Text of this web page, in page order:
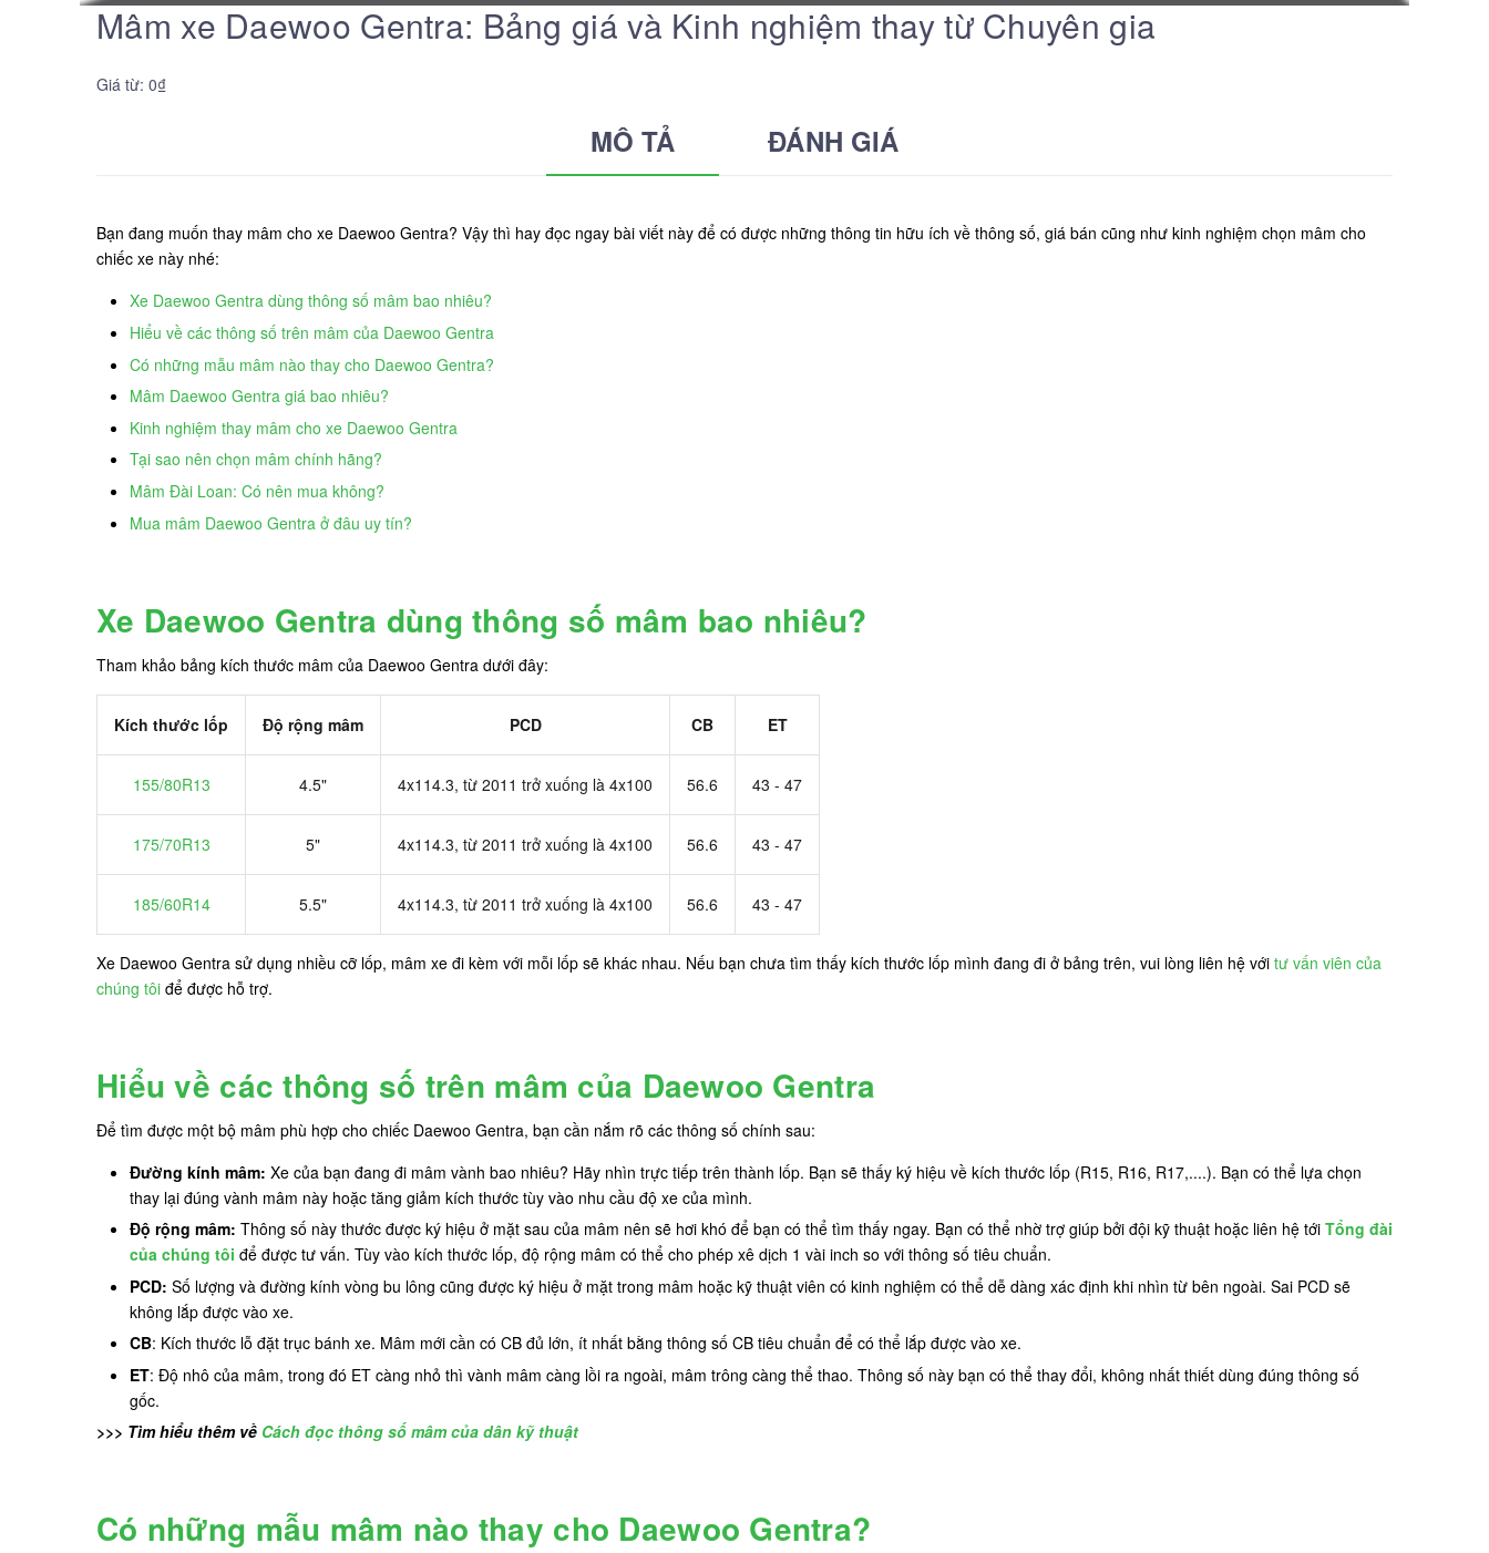
Mâm xe Daewoo Gentra: Bảng giá và Kinh nghiệm thay từ Chuyên gia
Giá từ: 0₫
MÔ TẢ ĐÁNH GIÁ
Bạn đang muốn thay mâm cho xe Daewoo Gentra? Vậy thì hay đọc ngay bài viết này để có được những thông tin hữu ích về thông số, giá bán cũng như kinh nghiệm chọn mâm cho
chiếc xe này nhé:
Xe Daewoo Gentra dùng thông số mâm bao nhiêu?
Hiểu về các thông số trên mâm của Daewoo Gentra
Có những mẫu mâm nào thay cho Daewoo Gentra?
Mâm Daewoo Gentra giá bao nhiêu?
Kinh nghiệm thay mâm cho xe Daewoo Gentra
Tại sao nên chọn mâm chính hãng?
Mâm Đài Loan: Có nên mua không?
Mua mâm Daewoo Gentra ở đâu uy tín?
Xe Daewoo Gentra dùng thông số mâm bao nhiêu?
Tham khảo bảng kích thước mâm của Daewoo Gentra dưới đây:
Kích thước lốp Độ rộng mâm PCD CB ET
155/80R13 4.5" 4x114.3, từ 2011 trở xuống là 4x100 56.6 43 - 47
175/70R13 5" 4x114.3, từ 2011 trở xuống là 4x100 56.6 43 - 47
185/60R14 5.5" 4x114.3, từ 2011 trở xuống là 4x100 56.6 43 - 47
Xe Daewoo Gentra sử dụng nhiều cỡ lốp, mâm xe đi kèm với mỗi lốp sẽ khác nhau. Nếu bạn chưa tìm thấy kích thước lốp mình đang đi ở bảng trên, vui lòng liên hệ với tư vấn viên của
chúng tôi để được hỗ trợ.
Hiểu về các thông số trên mâm của Daewoo Gentra
Để tìm được một bộ mâm phù hợp cho chiếc Daewoo Gentra, bạn cần nắm rõ các thông số chính sau:
Đường kính mâm: Xe của bạn đang đi mâm vành bao nhiêu? Hãy nhìn trực tiếp trên thành lốp. Bạn sẽ thấy ký hiệu về kích thước lốp (R15, R16, R17,....). Bạn có thể lựa chọn
thay lại đúng vành mâm này hoặc tăng giảm kích thước tùy vào nhu cầu độ xe của mình.
Độ rộng mâm: Thông số này thước được ký hiệu ở mặt sau của mâm nên sẽ hơi khó để bạn có thể tìm thấy ngay. Bạn có thể nhờ trợ giúp bởi đội kỹ thuật hoặc liên hệ tới Tổng đài
của chúng tôi để được tư vấn. Tùy vào kích thước lốp, độ rộng mâm có thể cho phép xê dịch 1 vài inch so với thông số tiêu chuẩn.
PCD: Số lượng và đường kính vòng bu lông cũng được ký hiệu ở mặt trong mâm hoặc kỹ thuật viên có kinh nghiệm có thể dễ dàng xác định khi nhìn từ bên ngoài. Sai PCD sẽ
không lắp được vào xe.
CB: Kích thước lỗ đặt trục bánh xe. Mâm mới cần có CB đủ lớn, ít nhất bằng thông số CB tiêu chuẩn để có thể lắp được vào xe.
ET: Độ nhô của mâm, trong đó ET càng nhỏ thì vành mâm càng lồi ra ngoài, mâm trông càng thể thao. Thông số này bạn có thể thay đổi, không nhất thiết dùng đúng thông số
gốc.
>>> Tìm hiểu thêm về Cách đọc thông số mâm của dân kỹ thuật
Có những mẫu mâm nào thay cho Daewoo Gentra?